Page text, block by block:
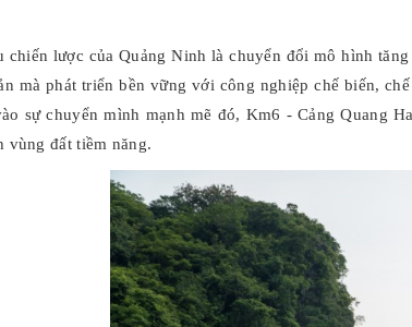
lược của Quảng Ninh là chuyển đổi mô hình
mà phát triển bền vững với công nghiệp chế biến,
sự chuyển mình mạnh mẽ đó, Km6 - Cảng Quang
vùng đất tiềm năng.